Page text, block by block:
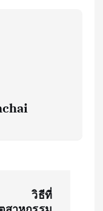
วิธีที่